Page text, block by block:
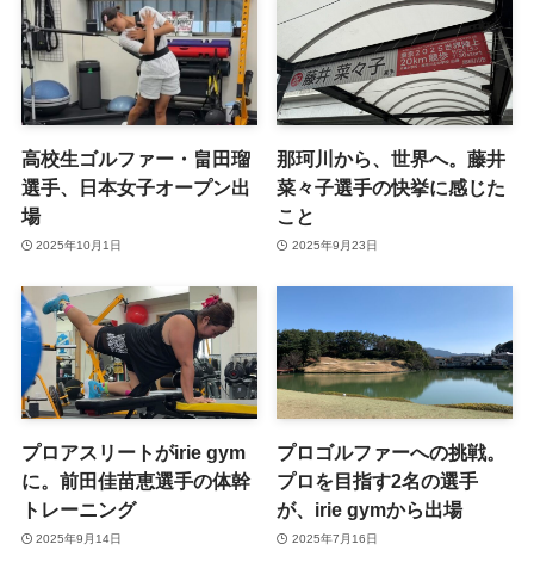
高校生ゴルファー・畠田瑠
選手、日本女子オープン出
場
2025年10月1日
那珂川から、世界へ。藤井
菜々子選手の快挙に感じた
こと
2025年9月23日
プロアスリートがirie gym
に。前田佳苗恵選手の体幹
トレーニング
2025年9月14日
プロゴルファーへの挑戦。
プロを目指す2名の選手
が、irie gymから出場
2025年7月16日